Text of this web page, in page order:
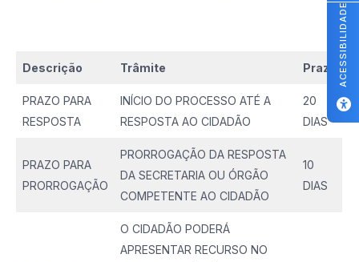
Descrição Trâmite Prazo
PRAZO PARA
RESPOSTA
INÍCIO DO PROCESSO ATÉ A
RESPOSTA AO CIDADÃO
20
DIAS
PRAZO PARA
PRORROGAÇÃO
PRORROGAÇÃO DA RESPOSTA
DA SECRETARIA OU ÓRGÃO
COMPETENTE AO CIDADÃO
10
DIAS
O CIDADÃO PODERÁ
APRESENTAR RECURSO NO
ACESSIBILIDADE